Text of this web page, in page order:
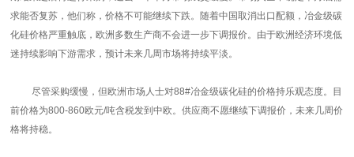
求能否复苏，他们称，价格不可能继续下跌。随着中国取消出口配额，冶金级碳
化硅价格严重触底，欧洲多数生产商不会进一步下调报价。由于欧洲经济环境低
迷持续影响下游需求，预计未来几周市场将持续平淡。
尽管采购缓慢，但欧洲市场人士对88#冶金级碳化硅的价格持乐观态度。目
前价格为800-860欧元/吨含税发到中欧。供应商不愿继续下调报价，未来几周价
格将持稳。